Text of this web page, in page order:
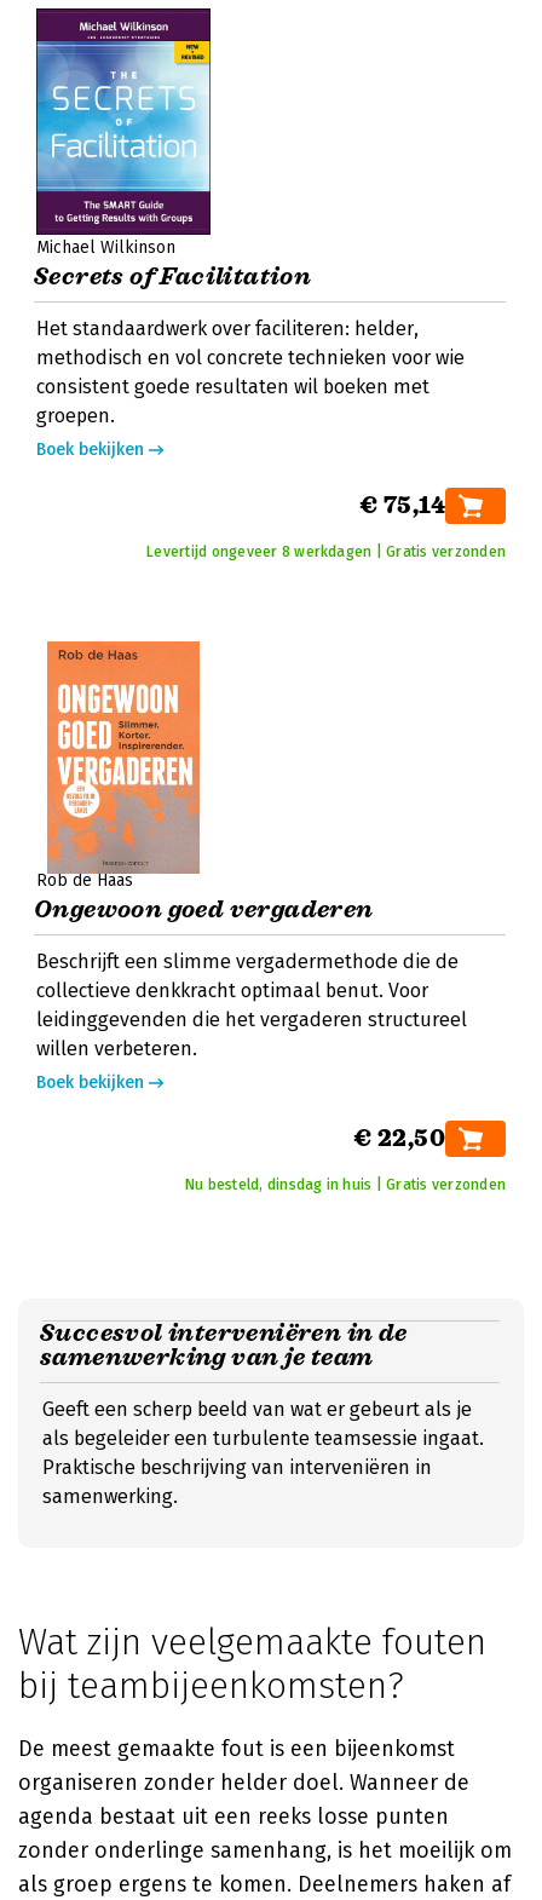
Michael Wilkinson
Secrets of Facilitation
Het standaardwerk over faciliteren: helder,
methodisch en vol concrete technieken voor wie
consistent goede resultaten wil boeken met
groepen.
Boek bekijken
€ 75,14
Levertijd ongeveer 8 werkdagen | Gratis verzonden
Rob de Haas
Ongewoon goed vergaderen
Beschrijft een slimme vergadermethode die de
collectieve denkkracht optimaal benut. Voor
leidinggevenden die het vergaderen structureel
willen verbeteren.
Boek bekijken
€ 22,50
Nu besteld, dinsdag in huis | Gratis verzonden
Succesvol interveniëren in de
samenwerking van je team
Geeft een scherp beeld van wat er gebeurt als je
als begeleider een turbulente teamsessie ingaat.
Praktische beschrijving van interveniëren in
samenwerking.
Wat zijn veelgemaakte fouten
bij teambijeenkomsten?
De meest gemaakte fout is een bijeenkomst
organiseren zonder helder doel. Wanneer de
agenda bestaat uit een reeks losse punten
zonder onderlinge samenhang, is het moeilijk om
als groep ergens te komen. Deelnemers haken af